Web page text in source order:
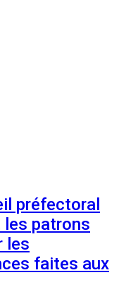
préfectoral
patrons
les
faites aux